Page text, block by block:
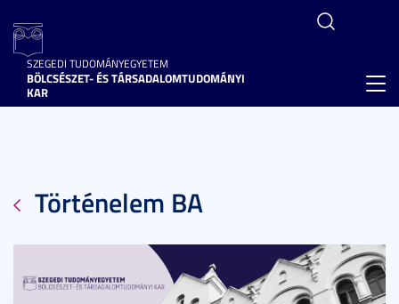
SZEGEDI TUDOMÁNYEGYETEM
BÖLCSÉSZET- ÉS TÁRSADALOMTUDOMÁNYI
KAR
Történelem BA